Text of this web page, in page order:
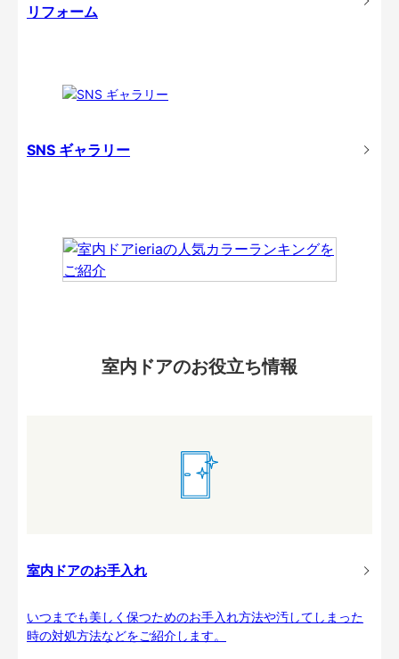
リフォーム
SNS ギャラリー
室内ドアのお役立ち情報
室内ドアのお手入れ
いつまでも美しく保つためのお手入れ方法や汚してしまった
時の対処方法などをご紹介します。